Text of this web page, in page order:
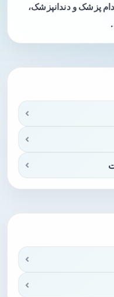
پزشک و دندانپزشک،